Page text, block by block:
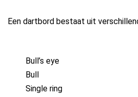
Een dartbord bestaat uit
Bull’s eye
Bull
Single ring